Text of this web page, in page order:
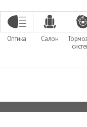
Оптика Салон